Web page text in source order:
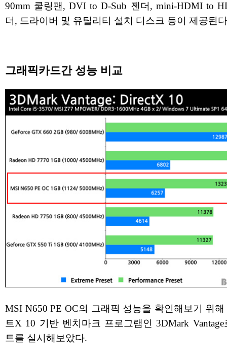
90mm 쿨링팬, DVI to D-Sub 젠더, mini-HDMI to
더, 드라이버 및 유틸리티 설치 디스크 등이 제공된
그래픽카드간 성능 비교
MSI N650 PE OC의 그래픽 성능을 확인해보기 위
트X 10 기반 벤치마크 프로그램인 3DMark
트를 실시해보았다.